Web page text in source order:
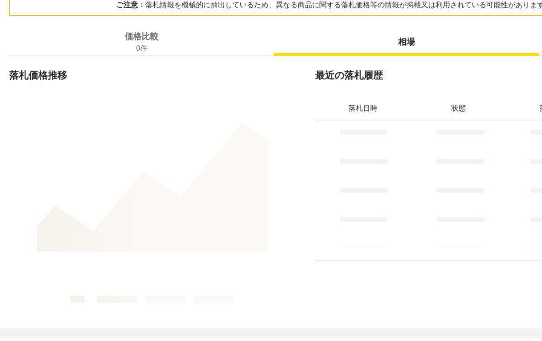
ご注意： 落札情報を機械的に抽出しているため、異なる商品に関する落札価格等の情報が掲載又は利用されている可能性がありま
価格比較
0件
相場
落札価格推移 最近の落札履歴
落札日時 状態